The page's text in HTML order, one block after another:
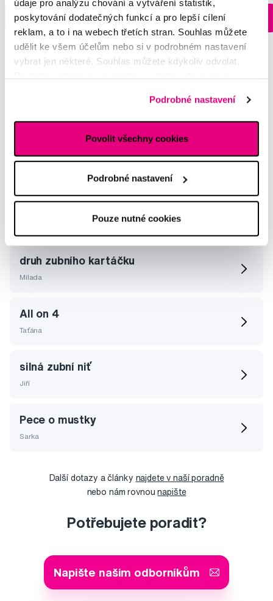
údaje pro analýzu chování a vytváření statistik,
poskytování dodatečných funkcí a pro lepší cílení
reklam, a to i na webech třetích stran. Souhlas můžete
udělit ke všem účelům nebo si v podrobném nastavení
vybrat jen některé. Souhlas můžete kdykoliv odvolat.
Podrobné nastavení
Povolit všechny cookies
Podrobné nastavení
Pouze nutné cookies
Do košíku
Skladem > 5 ks
Ihned na
13 prodejnách
Do košíku
Vybrané dotazy a články
čištění můstku
druh zubního kartáčku
Milada
All on 4
Taťána
silná zubní niť
Jiří
Pece o mustky
Sarka
Další dotazy a články najdete v naší poradně
nebo nám rovnounapište
Potřebujete poradit?
Napište našim odborníkům